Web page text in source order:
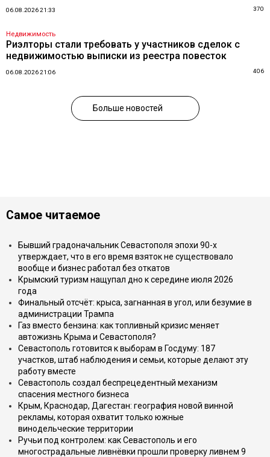
06.08.2026 21:33 370
Недвижимость
Риэлторы стали требовать у участников сделок с
недвижимостью выписки из реестра повесток
06.08.2026 21:06 406
Больше новостей
Самое читаемое
Бывший градоначальник Севастополя эпохи 90-х
утверждает, что в его время взяток не существовало
вообще и бизнес работал без откатов
Крымский туризм нащупал дно к середине июля 2026
года
Финальный отсчёт: крыса, загнанная в угол, или безумие в
администрации Трампа
Газ вместо бензина: как топливный кризис меняет
автожизнь Крыма и Севастополя?
Севастополь готовится к выборам в Госдуму: 187
участков, штаб наблюдения и семьи, которые делают эту
работу вместе
Севастополь создал беспрецедентный механизм
спасения местного бизнеса
Крым, Краснодар, Дагестан: география новой винной
рекламы, которая охватит только южные
винодельческие территории
Ручьи под контролем: как Севастополь и его
многострадальные ливнёвки прошли проверку ливнем 9